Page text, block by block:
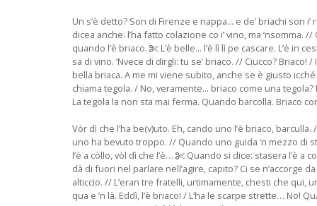
Un s’è detto? Son di Firenze e nappa... e de’ briachi son
dicea anche: l’ha fatto colazione co i’ vino, ma ’nsomma.
quando l’è briaco.
L’è belle... l’è lì lì pe cascare. L’è in
sa di vino. ’Nvece di dirgli: tu se’ briaco. // Ciucco?
bella briaca. A me mi viene subito, anche se è giusto
chiama tegola. / No, veramente... briaco come una
La tegola la non sta mai ferma. Quando barcolla. Briaco
Vòr dì che l’ha be(v)uto. Eh, cando uno l’è briaco,
uno ha bevuto troppo. // Quando uno guida ’n mezzo di
l’è a còllo, vòl dì che l’è…
Quando si dice: stasera l’è a
dà di fuori nel parlare nell’agire, capito? Ci se n’accorge
alticcio. // L’eran tre fratelli, urtimamente, chesti che qui,
qua e ’n là. Eddì, l’è briaco! / L’ha le scarpe strette… No!